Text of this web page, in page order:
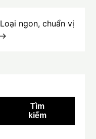
ngon, chuẩn vị
Tìm
kiếm